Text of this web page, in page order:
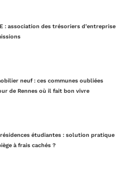
: association des trésoriers d’entreprise
neuf : ces communes oubliées
de Rennes où il fait bon vivre
résidences étudiantes : solution pratique
à frais cachés ?